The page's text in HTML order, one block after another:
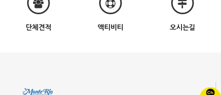
단체견적 액티비티 오시는길